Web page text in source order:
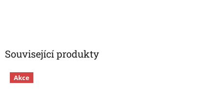
Související produkty
Akce